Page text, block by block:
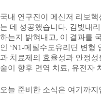
국내 연구진이 메신저 리보
는 데 성공했습니다. 김빛내
하는지 밝혀내고, 이 결과를
인 ‘N1-메틸수도유리딘 변형
과 치료제의 효율성과 안정
술이 향후 면역 치료, 유전자
오늘 준비한 소식은 여기까